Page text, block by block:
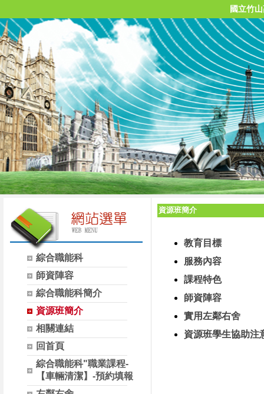
國立竹
綜合職能科
師資陣容
綜合職能科簡介
資源班簡介
相關連結
回首頁
綜合職能科"職業課程-
【車輛清潔】-預約填報
資源班簡介
教育目標
服務內容
課程特色
師資陣容
實用左鄰右舍
資源班學生協助注